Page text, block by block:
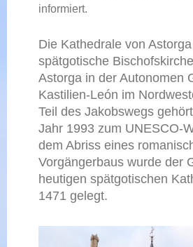
informiert.
Die Kathedrale von
spätgotische
Astorga in der Autonomen
Kastilien-León im
Teil des Jakobswegs
Jahr 1993 zum UNESCO-
dem Abriss eines
Vorgängerbaus wurde der
heutigen spätgotischen
1471 gelegt.